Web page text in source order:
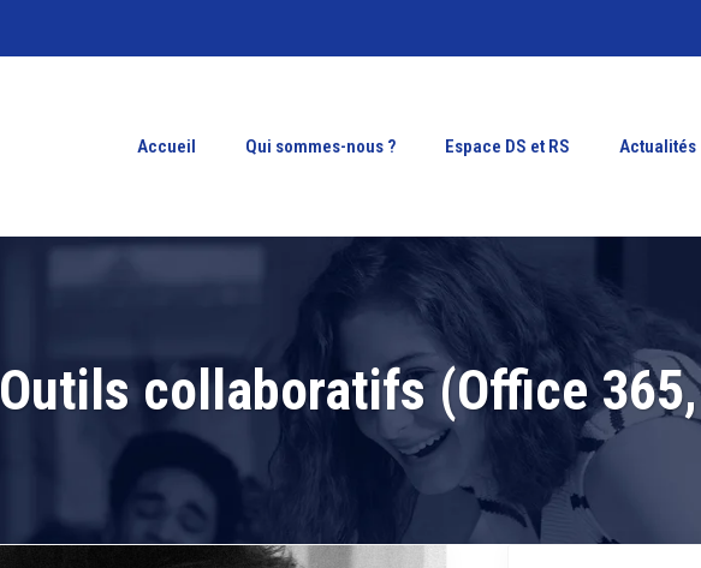
Accueil Qui sommes-nous ? Espace DS et RS Actualités
Outils collaboratifs (Office